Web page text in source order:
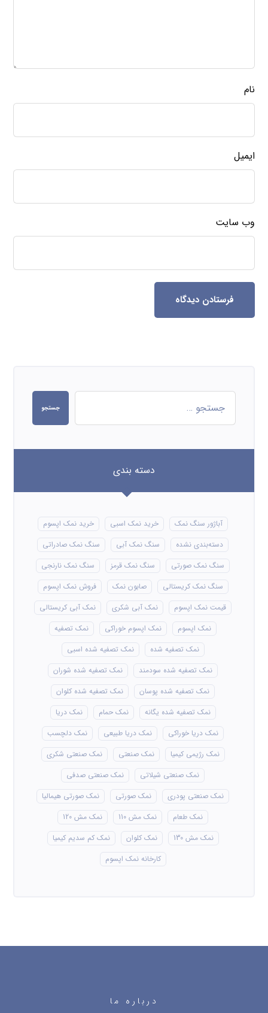
نام
ایمیل
وب‌ سایت
فرستادن دیدگاه
جستجو
دسته بندی
آباژور سنگ نمک خرید نمک اسبی
خرید نمک اپسوم
دسته‌بندی نشده
سنگ نمک آبی
سنگ نمک صادراتی
سنگ نمک صورتی
سنگ نمک قرمز
سنگ نمک نارنجی
سنگ نمک کریستالی
صابون نمک
فروش نمک اپسوم
قیمت نمک اپسوم
نمک آبی شکری
نمک آبی کریستالی
نمک اپسوم
نمک اپسوم خوراکی
نمک تصفیه
نمک تصفیه شده
نمک تصفیه شده اسبی
نمک تصفیه شده سودمند
نمک تصفیه شده شوران
نمک تصفیه شده پوسان
نمک تصفیه شده کلوان
نمک تصفیه شده یگانه
نمک حمام
نمک دریا
نمک دریا خوراکی
نمک دریا طبیعی
نمک دلچسب
نمک رژیمی کیمیا
نمک صنعتی
نمک صنعتی شکری
نمک صنعتی شیلاتی
نمک صنعتی صدفی
نمک صنعتی پودری
نمک صورتی
نمک صورتی هیمالیا
نمک طعام
نمک مش 110
نمک مش 120
نمک مش 130
نمک کلوان
نمک کم سدیم کیمیا
کارخانه نمک اپسوم
درباره ما